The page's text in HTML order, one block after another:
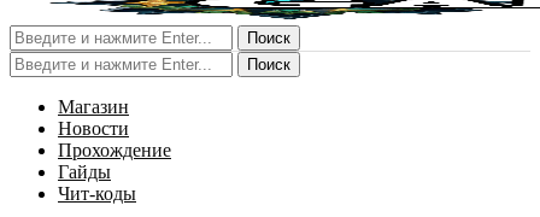
Поиск
Поиск
Магазин
Новости
Прохождение
Гайды
Чит-коды